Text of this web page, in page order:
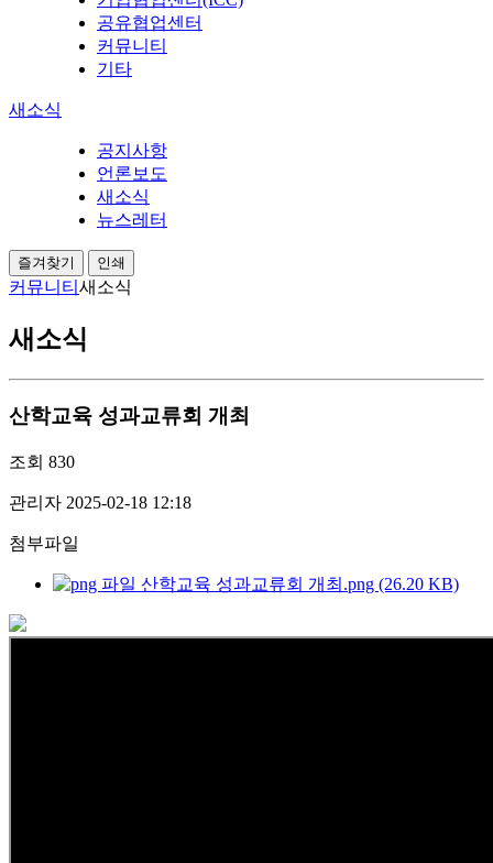
공유협업센터
커뮤니티
기타
새소식
공지사항
언론보도
새소식
뉴스레터
즐겨찾기 인쇄
커뮤니티 새소식
새소식
산학교육 성과교류회 개최
조회 830
관리자 2025-02-18 12:18
첨부파일
산학교육 성과교류회 개최.png (26.20 KB)